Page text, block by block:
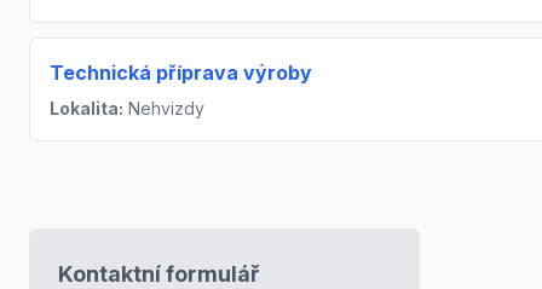
Technická příprava výroby
Lokalita: Nehvizdy
Kontaktní formulář